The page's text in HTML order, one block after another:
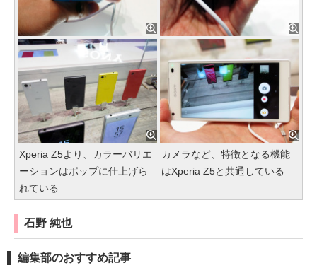
Xperia Z5より、カラーバリエ
ーションはポップに仕上げら
れている
カメラなど、特徴となる機能
はXperia Z5と共通している
石野 純也
編集部のおすすめ記事